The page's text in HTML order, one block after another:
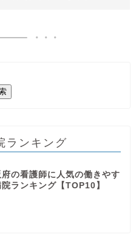
ランキング
府の看護師に人気の働きやす
院ランキング【TOP10】